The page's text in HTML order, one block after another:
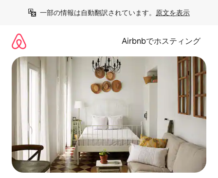
一部の情報は自動翻訳されています。 原文を表示
Airbnbでホスティング